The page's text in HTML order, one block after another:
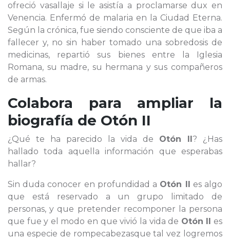
ofreció vasallaje si le asistía a proclamarse dux en
Venencia. Enfermó de malaria en la Ciudad Eterna.
Según la crónica, fue siendo consciente de que iba a
fallecer y, no sin haber tomado una sobredosis de
medicinas, repartió sus bienes entre la Iglesia
Romana, su madre, su hermana y sus compañeros
de armas.
Colabora para ampliar la
biografía de Otón II
¿Qué te ha parecido la vida de Otón II? ¿Has
hallado toda aquella información que esperabas
hallar?
Sin duda conocer en profundidad a Otón II es algo
que está reservado a un grupo limitado de
personas, y que pretender recomponer la persona
que fue y el modo en que vivió la vida de Otón II es
una especie de rompecabezasque tal vez logremos